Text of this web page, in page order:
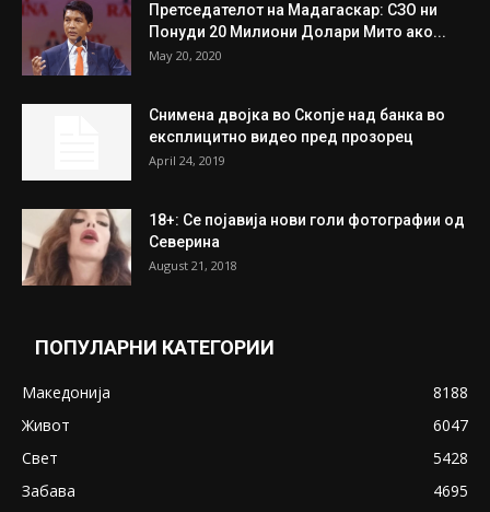
Претседателот на Мадагаскар: СЗО ни
Понуди 20 Милиони Долари Мито ако...
May 20, 2020
Снимена двојка во Скопје над банка во
експлицитно видео пред прозорец
April 24, 2019
18+: Се појавија нови голи фотографии од
Северина
August 21, 2018
ПОПУЛАРНИ КАТЕГОРИИ
Македонија
8188
Живот
6047
Свет
5428
Забава
4695